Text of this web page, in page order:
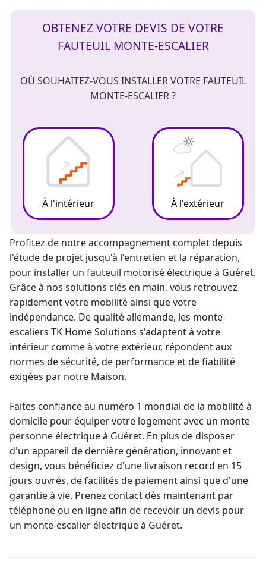
OBTENEZ VOTRE DEVIS DE VOTRE
FAUTEUIL MONTE-ESCALIER
OÙ SOUHAITEZ-VOUS INSTALLER VOTRE FAUTEUIL
MONTE-ESCALIER ?
À l'intérieur À l'extérieur
Profitez de notre accompagnement complet depuis
l'étude de projet jusqu'à l'entretien et la réparation,
pour installer un fauteuil motorisé électrique à Guéret.
Grâce à nos solutions clés en main, vous retrouvez
rapidement votre mobilité ainsi que votre
indépendance. De qualité allemande, les monte-
escaliers TK Home Solutions s'adaptent à votre
intérieur comme à votre extérieur, répondent aux
normes de sécurité, de performance et de fiabilité
exigées par notre Maison.
Faites confiance au numéro 1 mondial de la mobilité à
domicile pour équiper votre logement avec un monte-
personne électriqueà Guéret. En plus de disposer
d'un appareil de dernière génération, innovant et
design, vous bénéficiez d'une livraison record en 15
jours ouvrés, de facilités de paiement ainsi que d'une
garantie à vie. Prenez contact dès maintenant par
téléphone ou en ligne afin de recevoir un devis pour
un monte-escalier électriqueà Guéret.